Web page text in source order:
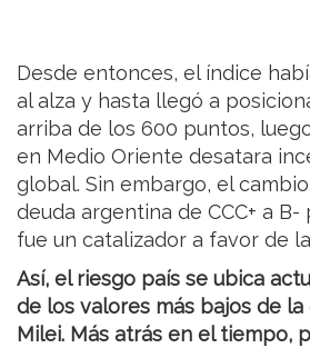
Desde entonces, el índice
al alza y hasta llegó a
arriba de los 600 puntos,
en Medio Oriente desatara
global. Sin embargo, el
deuda argentina de CCC+ a
fue un catalizador a favor de
Así, el riesgo país se ubica
de los valores más bajos de
Milei. Más atrás en el tiempo,